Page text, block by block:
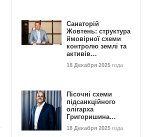
Санаторій
Жовтень: структура
ймовірної схеми
контролю землі та
активів…
18 Декабря 2025 года
Пісочні схеми
підсанкційного
олігарха
Григоришина…
18 Декабря 2025 года